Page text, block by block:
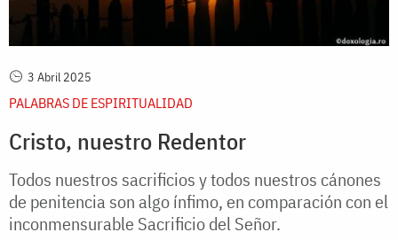
3 Abril 2025
PALABRAS DE ESPIRITUALIDAD
Cristo, nuestro Redentor
Todos nuestros sacrificios y todos nuestros cánones
de penitencia son algo ínfimo, en comparación con el
inconmensurable Sacrificio del Señor.